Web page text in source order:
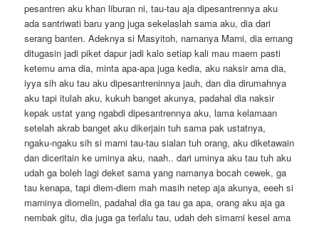
pesantren aku khan liburan ni, tau-tau aja dipesantrennya aku
ada santriwati baru yang juga sekelaslah sama aku, dia dari
serang banten. Adeknya si Masyitoh, namanya Marni, dia emang
ditugasin jadi piket dapur jadi kalo setiap kali mau maem pasti
ketemu ama dia, minta apa-apa juga kedia, aku naksir ama dia,
iyya sih aku tau aku dipesantreninnya jauh, dan dia dirumahnya
aku tapi itulah aku, kukuh banget akunya, padahal dia naksir
kepak ustat yang ngabdi dipesantrennya aku, lama kelamaan
setelah akrab banget aku dikerjain tuh sama pak ustatnya,
ngaku-ngaku sih si marni tau-tau sialan tuh orang, aku diketawain
dan diceritain ke uminya aku, naah.. dari uminya aku tau tuh aku
udah ga boleh lagi deket sama yang namanya bocah cewek, ga
tau kenapa, tapi diem-diem mah masih netep aja akunya, eeeh si
marninya diomelin, padahal dia ga tau ga apa, orang aku aja ga
nembak gitu, dia juga ga terlalu tau, udah deh simarni kesel ama